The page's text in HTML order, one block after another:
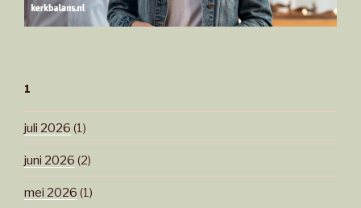
1
juli 2026 (1)
juni 2026 (2)
mei 2026 (1)